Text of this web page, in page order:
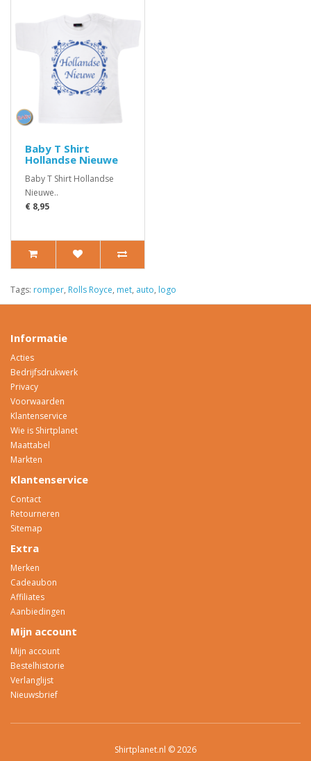
Baby T Shirt
Hollandse Nieuwe
Baby T Shirt Hollandse
Nieuwe..
€ 8,95
Tags: romper, Rolls Royce, met, auto, logo
Informatie
Acties
Bedrijfsdrukwerk
Privacy
Voorwaarden
Klantenservice
Wie is Shirtplanet
Maattabel
Markten
Klantenservice
Contact
Retourneren
Sitemap
Extra
Merken
Cadeaubon
Affiliates
Aanbiedingen
Mijn account
Mijn account
Bestelhistorie
Verlanglijst
Nieuwsbrief
Shirtplanet.nl © 2026